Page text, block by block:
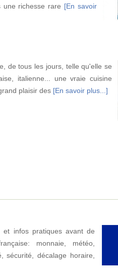
richesse rare [En savoir
de tous les jours, telle qu'elle se
italienne... une vraie cuisine
plaisir des [En savoir plus...]
et infos pratiques avant de
monnaie, météo,
sécurité, décalage horaire,